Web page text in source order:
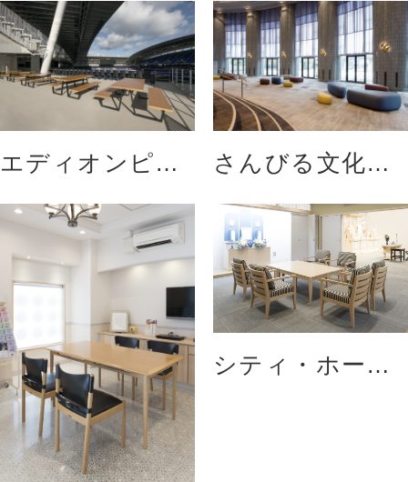
エディオンピー
スウィングスタ
ジアム広島
さんびる文化セ
ンター プラバ
ホール（松江市
総合文化センタ
シティ・ホール